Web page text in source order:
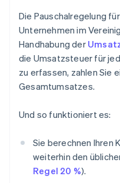
Die Pauschalregelung
Unternehmen im
Handhabung der
die Umsatzsteuer für
zu erfassen, zahlen Sie
Gesamtumsatzes.
Und so funktioniert es:
Sie berechnen Ihren
weiterhin den
Regel 20 %).